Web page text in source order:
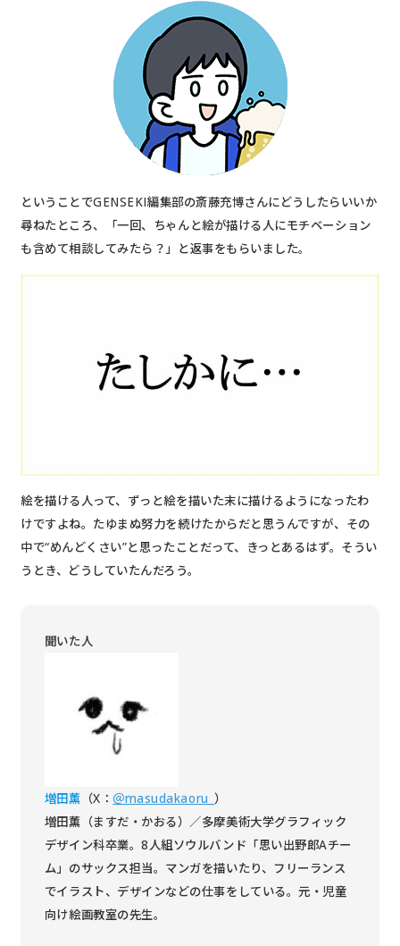
ということでGENSEKI編集部の斎藤充博さんにどうしたらいいか
尋ねたところ、「一回、ちゃんと絵が描ける人にモチベーション
も含めて相談してみたら？」と返事をもらいました。
絵を描ける人って、ずっと絵を描いた末に描けるようになったわ
けですよね。たゆまぬ努力を続けたからだと思うんですが、その
中で“めんどくさい”と思ったことだって、きっとあるはず。そうい
うとき、どうしていたんだろう。
聞いた人
増田薫 （X： ＠masudakaoru_ ）
増田薫（ますだ・かおる）／多摩美術大学グラフィック
デザイン科卒業。8人組ソウルバンド「思い出野郎Aチー
ム」のサックス担当。マンガを描いたり、フリーランス
でイラスト、デザインなどの仕事をしている。元・児童
向け絵画教室の先生。